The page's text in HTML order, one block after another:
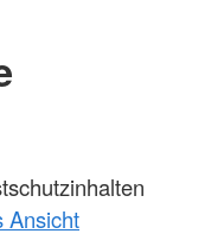
Ansicht